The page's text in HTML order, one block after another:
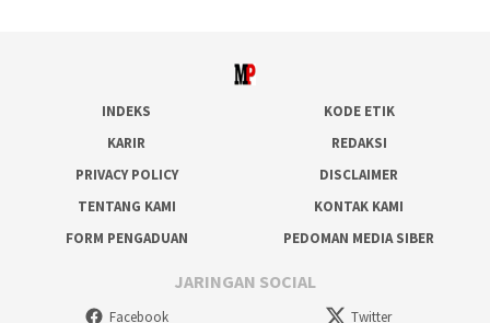
INDEKS
KODE ETIK
KARIR
REDAKSI
PRIVACY POLICY
DISCLAIMER
TENTANG KAMI
KONTAK KAMI
FORM PENGADUAN
PEDOMAN MEDIA SIBER
JARINGAN SOCIAL
Facebook
Twitter